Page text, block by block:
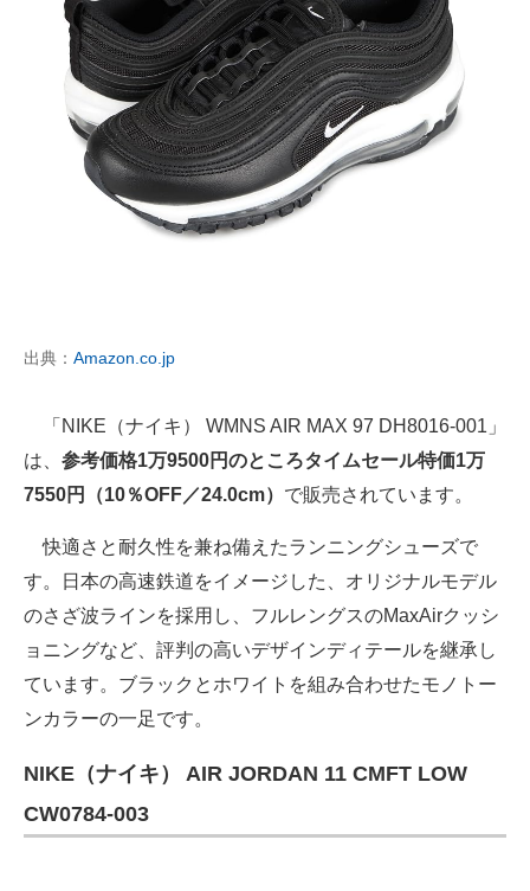
出典： Amazon.co.jp
「NIKE（ナイキ） WMNS AIR MAX 97 DH8016-001」
は、 参考価格1万9500円のところタイムセール特価1万
7550円（10％OFF／24.0cm） で販売されています。
快適さと耐久性を兼ね備えたランニングシューズで
す。日本の高速鉄道をイメージした、オリジナルモデル
のさざ波ラインを採用し、フルレングスのMaxAirクッシ
ョニングなど、評判の高いデザインディテールを継承し
ています。ブラックとホワイトを組み合わせたモノトー
ンカラーの一足です。
NIKE（ナイキ） AIR JORDAN 11 CMFT LOW
CW0784-003